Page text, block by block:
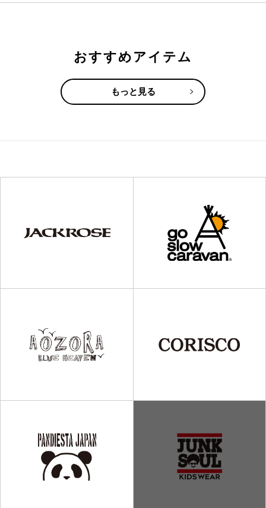
おすすめアイテム
もっと見る